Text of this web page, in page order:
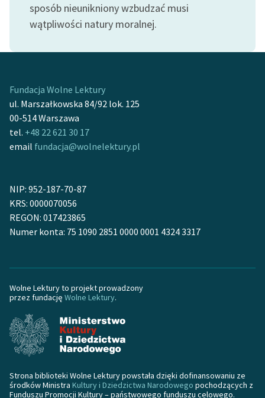
Odkurzamy bohaterów
Szkoła Poezji Wolnych
Kontakt
O projekcie
Zespół
Zasady wykorzystania
Wolnych Lektur
Logotypy
Polityka prywatności
Regulamin biblioteki
Dane fundacji i
sprawozdania finansowe
Regulamin darowizn
Informacja o treściach
wrażliwych
sposób nieunikniony wzbudzać musi
wątpliwości natury moralnej.
Fundacja Wolne Lektury
ul. Marszałkowska 84/92 lok. 125
00-514 Warszawa
tel. +48 22 621 30 17
email fundacja@wolnelektury.pl
NIP: 952-187-70-87
KRS: 0000070056
REGON: 017423865
Numer konta: 75 1090 2851 0000 0001 4324 3317
Wolne Lektury to projekt prowadzony
przez fundację Wolne Lektury.
Strona biblioteki Wolne Lektury powstała dzięki dofinansowaniu ze
środków Ministra Kultury i Dziedzictwa Narodowego pochodzących z
Funduszu Promocji Kultury – państwowego funduszu celowego.